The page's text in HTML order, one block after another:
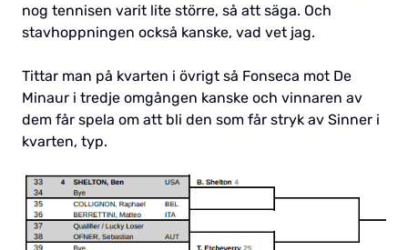
nog tennisen varit lite större, så att säga. Och
stavhoppningen också kanske, vad vet jag.
Tittar man på kvarten i övrigt så Fonseca mot De
Minaur i tredje omgången kanske och vinnaren av
dem får spela om att bli den som får stryk av Sinner i
kvarten, typ.